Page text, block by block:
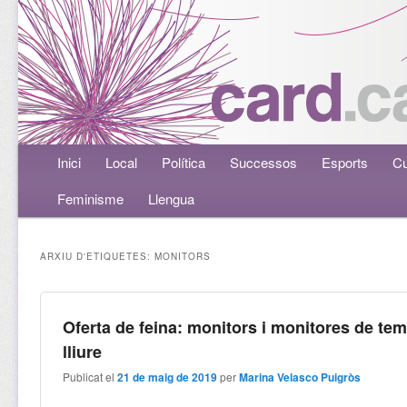
Menú principalAneu al contingut principal
Aneu al contingut secundari
Inici Local Política Successos Esports
Feminisme
Llengua
ARXIU D'ETIQUETES:MONITORS
Oferta de feina: monitors i monitores de
lliure
Publicat el21 de maig de 2019 perMarina Velasco Puigròs